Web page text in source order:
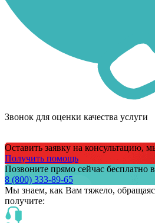
Звонок для оценки качества услуги
Оставить заявку на консультацию,
Получить помощь
Позвоните прямо сейчас бесплатно
8 (800) 333-89-65
Мы знаем, как Вам тяжело,
получите: